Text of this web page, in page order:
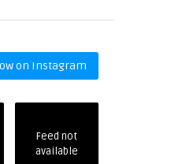
on Instagram
Feed not
available